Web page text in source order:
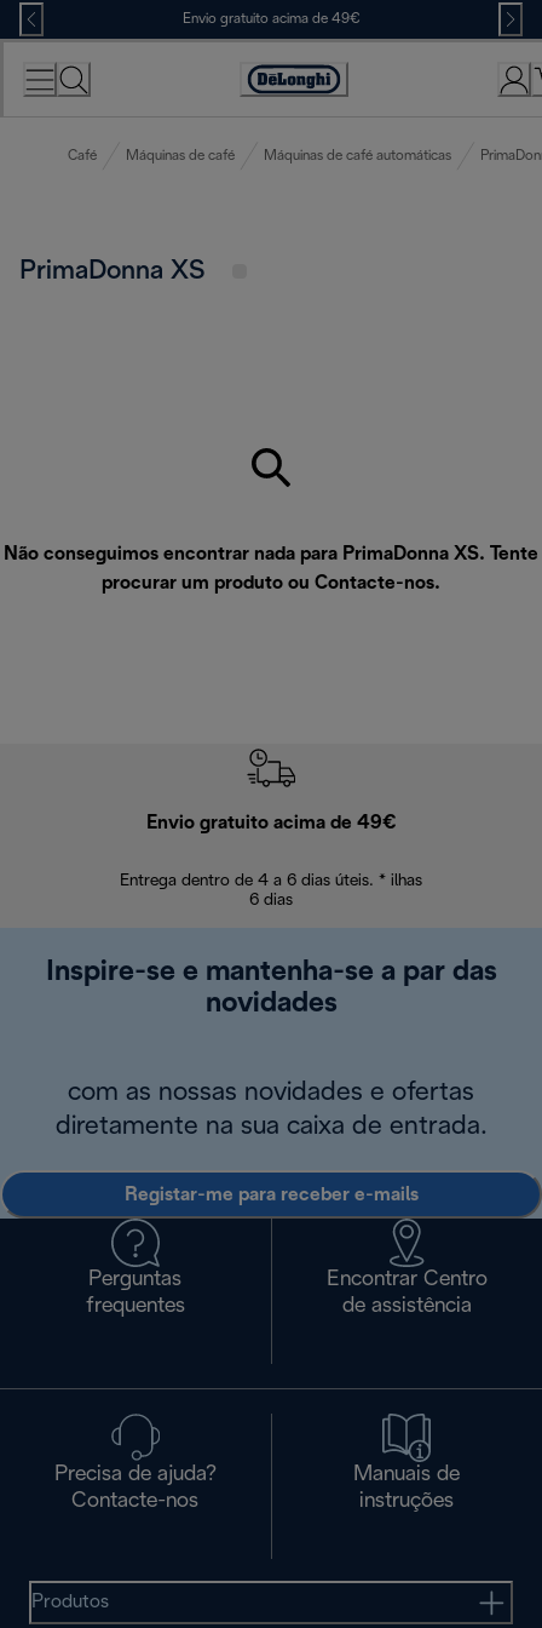
Skip
to
Content
Envio gratuito acima de 49€
Accessibility
Café Máquinas de café Máquinas de café automáticas
PrimaDonna XS
Não conseguimos encontrar nada para PrimaDonna XS. Tente
procurar um produto ou Contacte-nos.
Envio gratuito acima de 49€
Entrega dentro de 4 a 6 dias úteis. * ilhas
6 dias
Inspire-se e mantenha-se a par das
novidades
com as nossas novidades e ofertas
diretamente na sua caixa de entrada.
Registar-me para receber e-mails
Perguntas
frequentes
Encontrar Centro
de assistência
Precisa de ajuda?
Contacte-nos
Manuais de
instruções
Produtos